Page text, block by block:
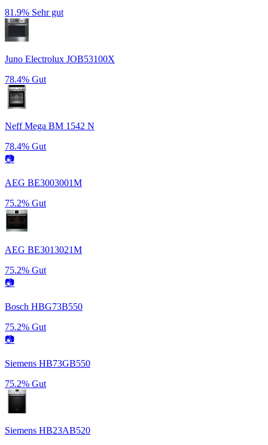
81.9% Sehr gut
Juno Electrolux JOB53100X
78.4% Gut
Neff Mega BM 1542 N
78.4% Gut
📷
AEG BE3003001M
75.2% Gut
AEG BE3013021M
75.2% Gut
📷
Bosch HBG73B550
75.2% Gut
📷
Siemens HB73GB550
75.2% Gut
Siemens HB23AB520